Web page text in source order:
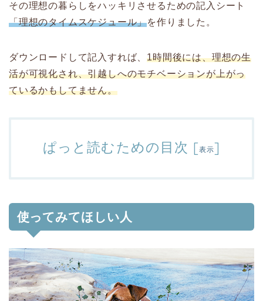
その理想の暮らしをハッキリさせるための記入シート
「理想のタイムスケジュール」を作りました。
ダウンロードして記入すれば、1時間後には、理想の生
活が可視化され、引越しへのモチベーションが上がっ
ているかもしてません。
ぱっと読むための目次 [表示]
使ってみてほしい人